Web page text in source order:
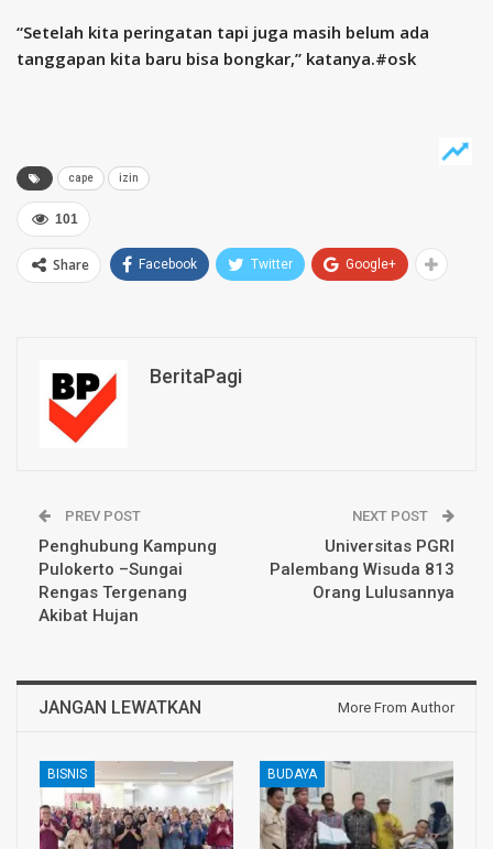
“Setelah kita peringatan tapi juga masih belum ada
tanggapan kita baru bisa bongkar,” katanya.#osk
cape izin
101
Share Facebook Twitter Google+
BeritaPagi
PREV POST
Penghubung Kampung
Pulokerto –Sungai
Rengas Tergenang
Akibat Hujan
NEXT POST
Universitas PGRI
Palembang Wisuda 813
Orang Lulusannya
JANGAN LEWATKAN More From Author
BISNIS BUDAYA